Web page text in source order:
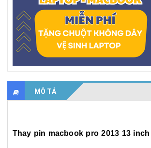
MÔ TẢ
Thay pin macbook pro 2013 13